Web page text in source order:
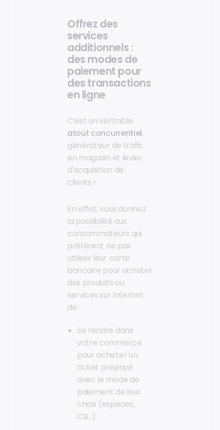
Offrez des
services
additionnels :
des modes de
paiement pour
des transactions
en ligne
C’est un véritable
atout concurrentiel,
générateur de trafic
en magasin et levier
d'acquisition de
clients !
En effet, vous donnez
la possibilité aux
consommateurs qui
préfèrent ne pas
utiliser leur carte
bancaire pour acheter
des produits ou
services sur internet
de :
Se rendre dans
votre commerce
pour acheter un
ticket prépayé
avec le mode de
paiement de leur
choix (espèces,
CB…)